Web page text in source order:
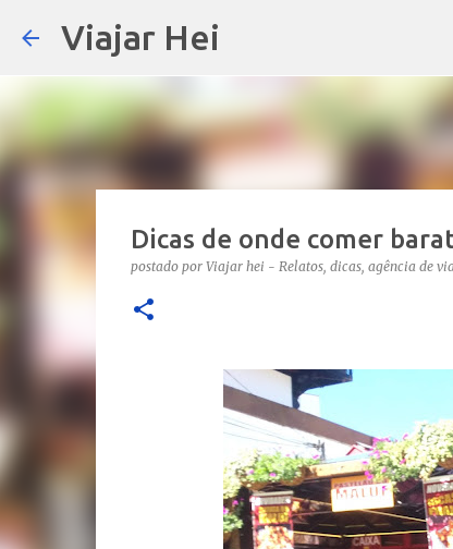
Viajar Hei
Dicas de onde comer
postado por Viajar hei - Relatos, dicas, agência de